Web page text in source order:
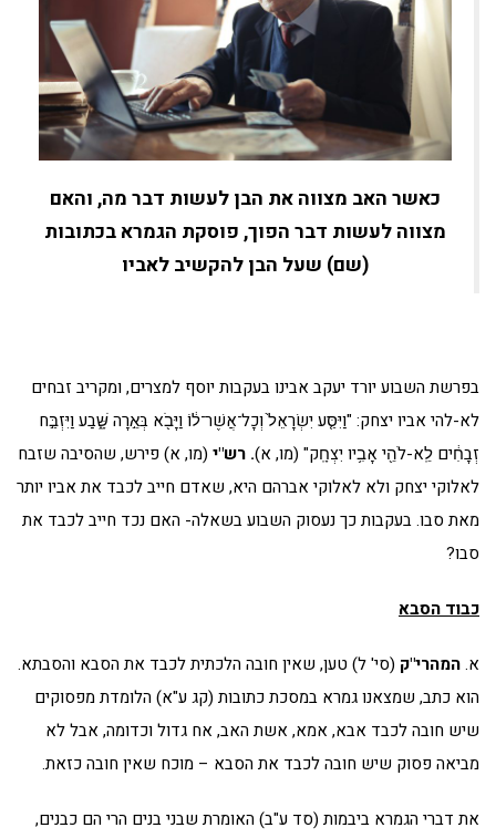
כאשר האב מצווה את הבן לעשות דבר מה, והאם
מצווה לעשות דבר הפוך, פוסקת הגמרא בכתובות
(שם) שעל הבן להקשיב לאביו
בפרשת השבוע יורד יעקב אבינו בעקבות יוסף למצרים, ומקריב זבחים
לא-להי אביו יצחק: "וַיִּסַּ֤ע יִשְׂרָאֵל֙ וְכָל־אֲשֶׁר־ל֔וֹ וַיָּבֹ֖א בְּאֵ֣רָה שָּׁ֑בַע וַיִּזְבַּ֣ח
זְבָחִ֔ים לֵֽא-לֹהֵ֖י אָבִ֥יו יִצְחָֽק" (מו, א). רש"י (מו, א) פירש, שהסיבה שזבח
לאלוקי יצחק ולא לאלוקי אברהם היא, שאדם חייב לכבד את אביו יותר
מאת סבו. בעקבות כך נעסוק השבוע בשאלה- האם נכד חייב לכבד את
סבו?
כבוד הסבא
א.המהרי"ק (סי' ל) טען, שאין חובה הלכתית לכבד את הסבא והסבתא.
הוא כתב, שמצאנו גמרא במסכת כתובות (קג ע"א) הלומדת מפסוקים
שיש חובה לכבד אבא, אמא, אשת האב, אח גדול וכדומה, אבל לא
מביאה פסוק שיש חובה לכבד את הסבא – מוכח שאין חובה כזאת.
את דברי הגמרא ביבמות (סד ע"ב) האומרת שבני בנים הרי הם כבנים,